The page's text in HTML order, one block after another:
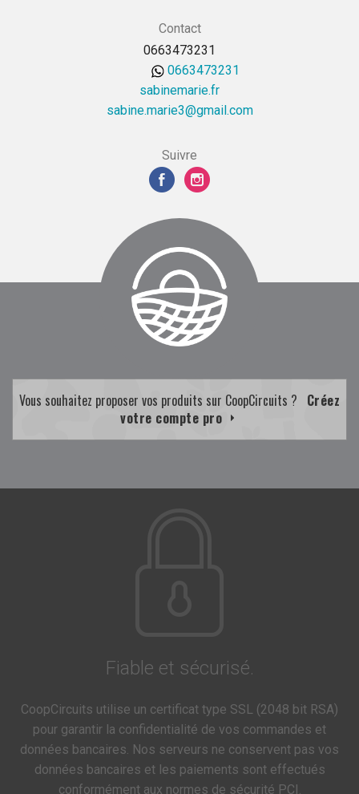
Contact
0663473231
0663473231
sabinemarie.fr
moc.liamg@3eiram.enibas
Suivre
Vous souhaitez proposer vos produits sur CoopCircuits ? Créez
votre compte pro
Fiable et sécurisé.
CoopCircuits utilise un certificat type SSL (2048 bit RSA)
pour garantir la confidentialité de vos commandes et
données bancaires. Nos serveurs ne conservent pas vos
données bancaires et les paiements sont effectués
conformément aux normes de sécurité PCI.